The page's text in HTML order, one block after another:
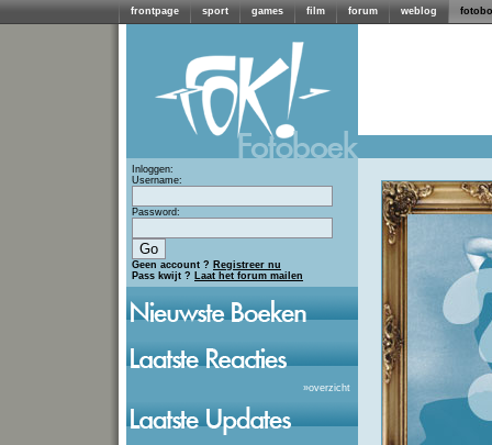
frontpage sport games film forum weblog
Inloggen:
Username:
Password:
Geen account ? Registreer nu
Pass kwijt ? Laat het forum mailen
»overzicht